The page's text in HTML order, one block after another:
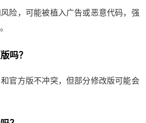
险，可能被植入广告或恶意代码，强
吗？
官方版不冲突，但部分修改版可能会